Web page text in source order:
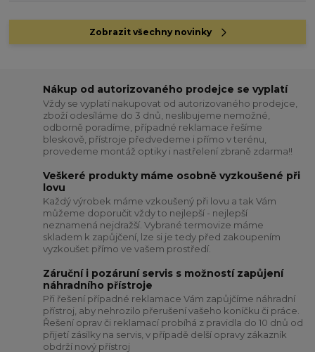
Zobrazit všechny novinky
Nákup od autorizovaného prodejce se vyplatí
Vždy se vyplatí nakupovat od autorizovaného prodejce,
zboží odesíláme do 3 dnů, neslibujeme nemožné,
odborně poradíme, případné reklamace řešíme
bleskově, přístroje předvedeme i přímo v terénu,
provedeme montáž optiky i nastřelení zbraně zdarma!!
Veškeré produkty máme osobně vyzkoušené při
lovu
Každý výrobek máme vzkoušený při lovu a tak Vám
můžeme doporučit vždy to nejlepší - nejlepší
neznamená nejdražší. Vybrané termovize máme
skladem k zapůjčení, lze si je tedy před zakoupením
vyzkoušet přímo ve vašem prostředí.
Záruční i pozáruní servis s možností zapůjení
náhradního přístroje
Při řešení případné reklamace Vám zapůjčíme náhradní
přístroj, aby nehrozilo přerušení vašeho koníčku či práce.
Řešení oprav či reklamací probíhá z pravidla do 10 dnů od
přijetí zásilky na servis, v případě delší opravy zákazník
obdrží nový přístroj